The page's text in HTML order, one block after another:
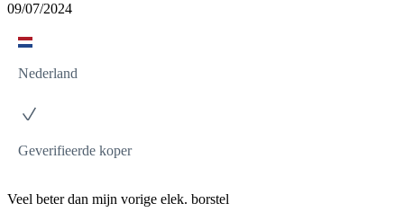
09/07/2024
Nederland
Geverifieerde koper
Veel beter dan mijn vorige elek. borstel